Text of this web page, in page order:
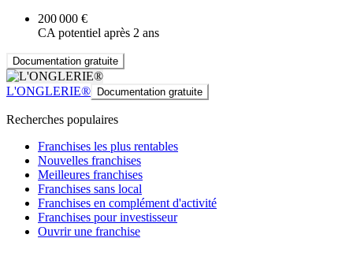
200 000 €
CA potentiel après 2 ans
Documentation gratuite
L'ONGLERIE® Documentation gratuite
Recherches populaires
Franchises les plus rentables
Nouvelles franchises
Meilleures franchises
Franchises sans local
Franchises en complément d'activité
Franchises pour investisseur
Ouvrir une franchise